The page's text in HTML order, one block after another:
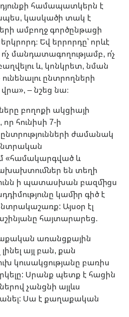
համապատկերն է
կասկածի տակ է
ամբողջ գործընթացի
Եվ երրորդը՝ որևէ
մանդատագողությամբ, ո՛չ
և, կոնկրետ, նման
ընտրողների
– նշեց նա։
բողոքի ակցիայի
որ հունիսի 7-ի
ժամանակ
«համակարգված և
են տեղի
ի պատասխան բազմիցս
կամիր գիծ է
Այսօր էլ
հայտարարեց.
առանցքային
այլ բան, քան
կուսակցությանը բառիս
Սրանք պետք է հացին
չանցնի այլևս
Սա է քաղաքական